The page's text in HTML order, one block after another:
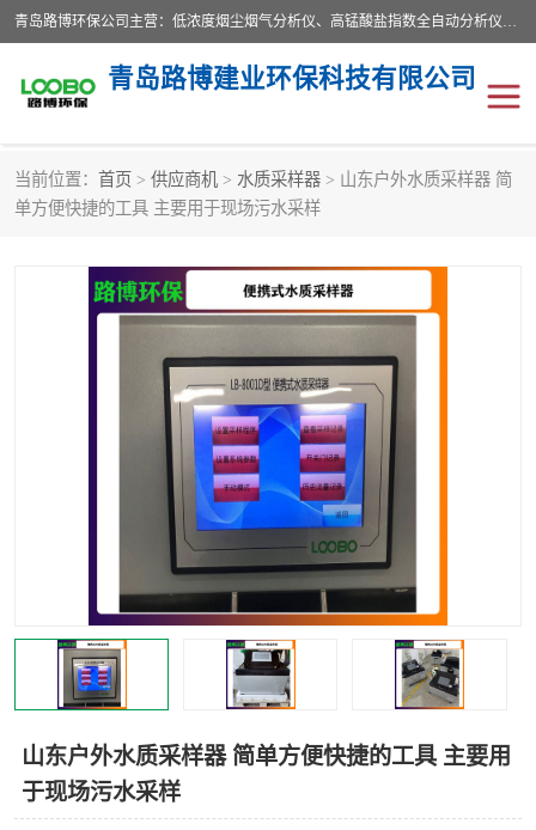
青岛路博环保公司主营：低浓度烟尘烟气分析仪、高锰酸盐指数全自动分析仪、便携式超声波明渠流量计、便携式水质采样器、恒温恒湿称重系统、手持式油烟检测仪等;是一家集环保科研、设计、生产、维护、销售和系统集成为一体的综合性高科技企业。路博人秉承"科学技术是第一生产力的重要理念，倡导环境友好型的生产、生活和消费方式。
青岛路博建业环保科技有限公司
当前位置： 首页 > 供应商机 > 水质采样器 > 山东户外水质采样器 简
单方便快捷的工具 主要用于现场污水采样
山东户外水质采样器 简单方便快捷的工具 主要用
于现场污水采样
生物安全柜 气体检测仪
水质检测仪 手持式油烟检测仪
恒温恒湿称重系统 二恶英采集器
LB-8110降水降尘采样器
便携式水质采样器 LB-7035油气回收
便携式超声波明渠流量计 大气环境采样器
LB-4200高锰酸盐指数仪 LB-62便携式烟气分析仪
烟尘烟气设备 大气采样器
粉尘设备
新宇宙仪器